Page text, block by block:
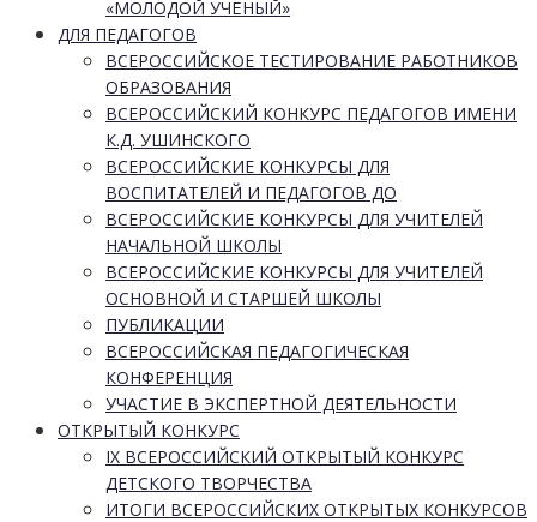
«МОЛОДОЙ УЧЁНЫЙ»
ДЛЯ ПЕДАГОГОВ
ВСЕРОССИЙСКОЕ ТЕСТИРОВАНИЕ РАБОТНИКОВ
ОБРАЗОВАНИЯ
ВСЕРОССИЙСКИЙ КОНКУРС ПЕДАГОГОВ ИМЕНИ
К.Д. УШИНСКОГО
ВСЕРОССИЙСКИЕ КОНКУРСЫ ДЛЯ
ВОСПИТАТЕЛЕЙ И ПЕДАГОГОВ ДО
ВСЕРОССИЙСКИЕ КОНКУРСЫ ДЛЯ УЧИТЕЛЕЙ
НАЧАЛЬНОЙ ШКОЛЫ
ВСЕРОССИЙСКИЕ КОНКУРСЫ ДЛЯ УЧИТЕЛЕЙ
ОСНОВНОЙ И СТАРШЕЙ ШКОЛЫ
ПУБЛИКАЦИИ
ВСЕРОССИЙСКАЯ ПЕДАГОГИЧЕСКАЯ
КОНФЕРЕНЦИЯ
УЧАСТИЕ В ЭКСПЕРТНОЙ ДЕЯТЕЛЬНОСТИ
ОТКРЫТЫЙ КОНКУРС
IX ВСЕРОССИЙСКИЙ ОТКРЫТЫЙ КОНКУРС
ДЕТСКОГО ТВОРЧЕСТВА
ИТОГИ ВСЕРОССИЙСКИХ ОТКРЫТЫХ КОНКУРСОВ